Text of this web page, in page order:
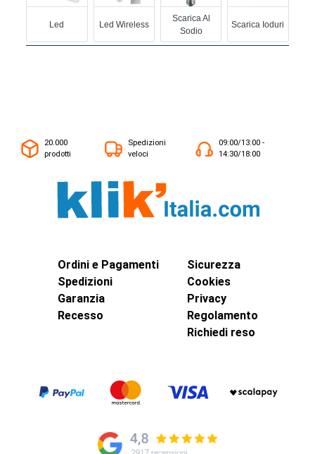
Led Led Wireless
Scarica Al
Sodio
Scarica Ioduri
20.000
prodotti
Spedizioni
veloci
09:00/13:00 -
14:30/18:00
Ordini e Pagamenti
Spedizioni
Garanzia
Recesso
Sicurezza
Cookies
Privacy
Regolamento
Richiedi reso